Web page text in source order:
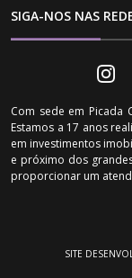
SIGA-NOS NAS
Com sede em Picada
Estamos a 17 anos
em investimentos
e próximo dos
proporcionar um
SITE